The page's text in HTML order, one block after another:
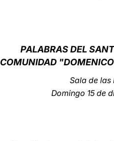
PALABRASDEL
Sala de las
Domingo 15 de